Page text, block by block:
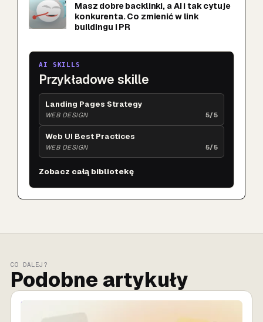
Masz dobre backlinki, a AI i tak cytuje
konkurenta. Co zmienić w link
buildingu i PR
AI SKILLS
Przykładowe skille
Landing Pages Strategy
WEB DESIGN 5/5
Web UI Best Practices
WEB DESIGN 5/5
Zobacz całą bibliotekę
CO DALEJ?
Podobne artykuły
SPRZEDAŻ AI